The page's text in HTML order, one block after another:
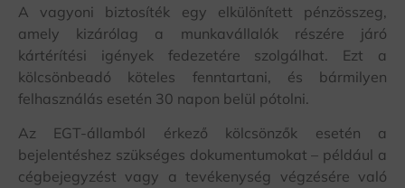
A vagyoni biztosíték egy elkülönített pénzösszeg,
amely kizárólag a munkavállalók részére járó
kártérítési igények fedezetére szolgálhat. Ezt a
kölcsönbeadó köteles fenntartani, és bármilyen
felhasználás esetén 30 napon belül pótolni.
Az EGT-államból érkező kölcsönzők esetén a
bejelentéshez szükséges dokumentumokat – például a
cégbejegyzést vagy a tevékenység végzésére való